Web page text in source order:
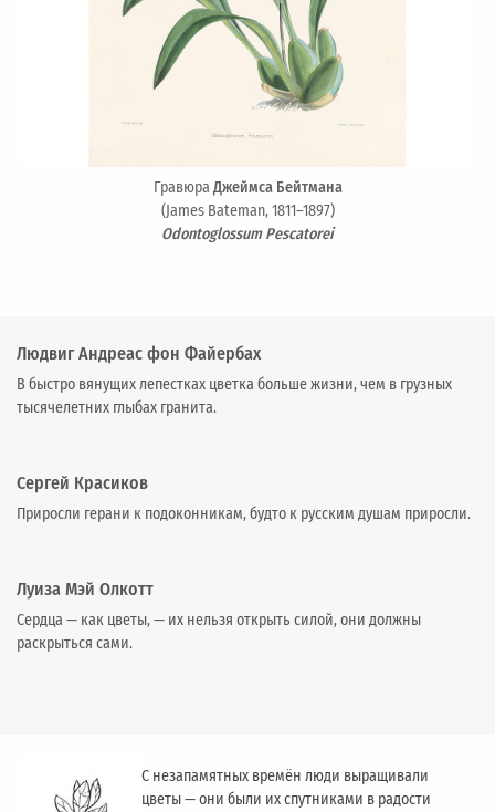
ГравюраДжеймса Бейтмана
(James Bateman, 1811–1897)
Odontoglossum Pescatorei
Людвиг Андреас фон Файербах
В быстро вянущих лепестках цветка больше жизни, чем в грузных
тысячелетних глыбах гранита.
Сергей Красиков
Приросли герани к подоконникам, будто к русским душам приросли.
Луиза Мэй Олкотт
Сердца — как цветы, — их нельзя открыть силой, они должны
раскрыться сами.
С незапамятных времён люди выращивали
цветы — они были их спутниками в радости